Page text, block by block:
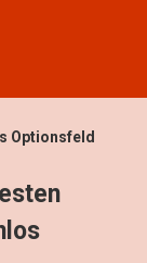
Optionsfeld